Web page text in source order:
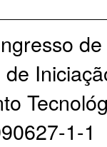
1-1